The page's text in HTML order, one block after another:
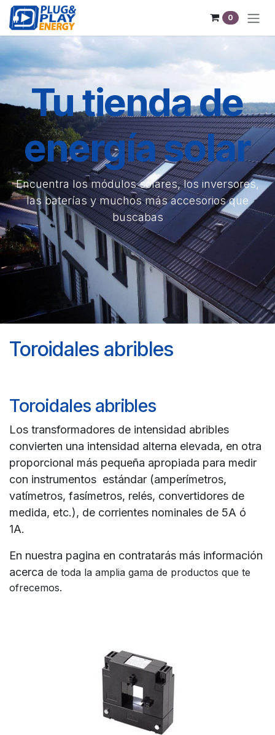
Ir al contenido
0
Tu tienda de
energía solar
Encuentra los módulos solares, los inversores,
las baterías y muchos más accesorios que
buscabas
Toroidales abribles
Toroidales abribles
Los transformadores de intensidad abribles
convierten una intensidad alterna elevada, en otra
proporcional más pequeña apropiada para medir
con instrumentos estándar (amperímetros,
vatímetros, fasímetros, relés, convertidores de
medida, etc.), de corrientes nominales de 5A ó
1A.
En nuestra pagina en contratarás más información
acerca de toda la amplia gama de productos que te
ofrecemos.